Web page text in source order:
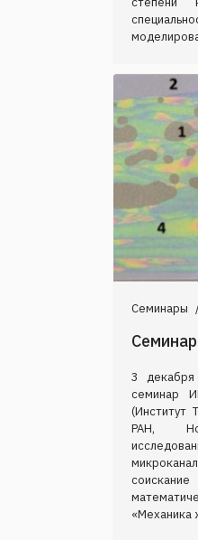
Семинары
3 декабря
семинар
(Институт
РАН,
«Механика